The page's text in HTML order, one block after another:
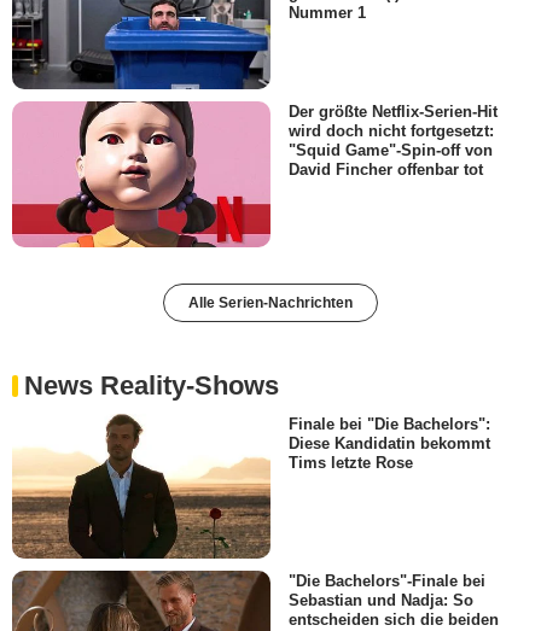
Nummer 1
Der größte Netflix-Serien-Hit
wird doch nicht fortgesetzt:
"Squid Game"-Spin-off von
David Fincher offenbar tot
Alle Serien-Nachrichten
News Reality-Shows
Finale bei "Die Bachelors":
Diese Kandidatin bekommt
Tims letzte Rose
"Die Bachelors"-Finale bei
Sebastian und Nadja: So
entscheiden sich die beiden